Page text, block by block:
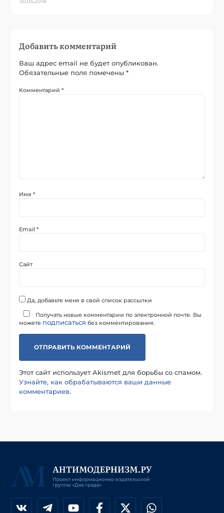
30.05.2018
Добавить комментарий
Ваш адрес email не будет опубликован.
Обязательные поля помечены*
Комментарий*
Имя*
Email*
Сайт
Да, добавьте меня в свой список рассылки
Получать новые комментарии по электронной почте. Вы
можете подписаться без комментирования.
Этот сайт использует Akismet для борьбы со спамом.
Узнайте, как обрабатываются ваши данные
комментариев.